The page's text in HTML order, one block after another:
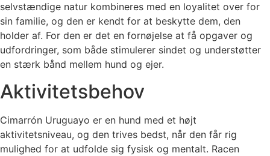
selvstændige natur kombineres med en loyalitet over for
sin familie, og den er kendt for at beskytte dem, den
holder af. For den er det en fornøjelse at få opgaver og
udfordringer, som både stimulerer sindet og understøtter
en stærk bånd mellem hund og ejer.
Aktivitetsbehov
Cimarrón Uruguayo er en hund med et højt
aktivitetsniveau, og den trives bedst, når den får rig
mulighed for at udfolde sig fysisk og mentalt. Racen